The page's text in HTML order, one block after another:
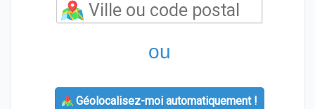
ou
Géolocalisez-moi automatiquement !